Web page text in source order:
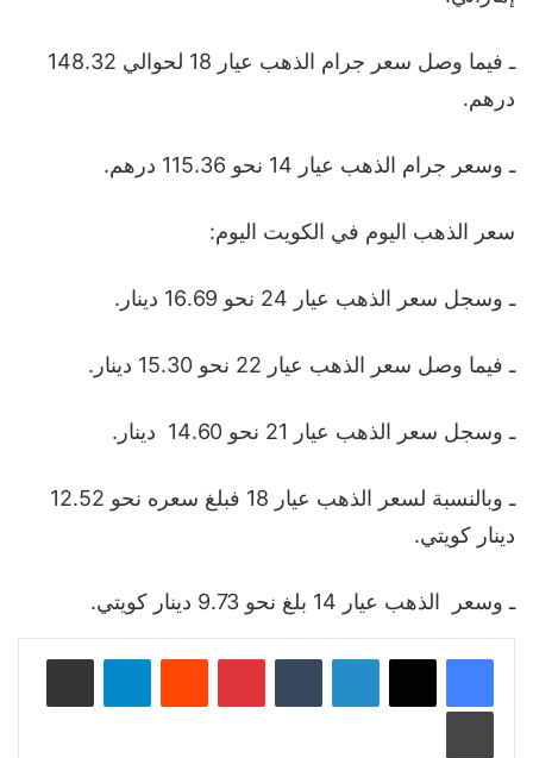
ـ فيما وصل سعر جرام الذهب عيار 18 لحوالي 148.32
درهم.
ـ وسعر جرام الذهب عيار 14 نحو 115.36 درهم.
سعر الذهب اليوم في الكويت اليوم:
ـ وسجل سعر الذهب عيار 24 نحو 16.69 دينار.
ـ فيما وصل سعر الذهب عيار 22 نحو 15.30 دينار.
ـ وسجل سعر الذهب عيار 21 نحو 14.60 دينار.
ـ وبالنسبة لسعر الذهب عيار 18 فبلغ سعره نحو 12.52
دينار كويتي.
ـ وسعر الذهب عيار 14 بلغ نحو 9.73 دينار كويتي.
لينكدإن بينتيريست